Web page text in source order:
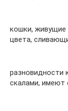
кошки, живущие
цвета,
разновидности
скалами, имеют